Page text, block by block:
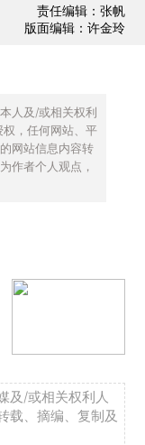
责任编辑：张帆
版面编辑：许金玲
人及/或相关权利
，任何网站、平
网站信息内容转
作者个人观点，
及/或相关权利人
载、摘编、复制及